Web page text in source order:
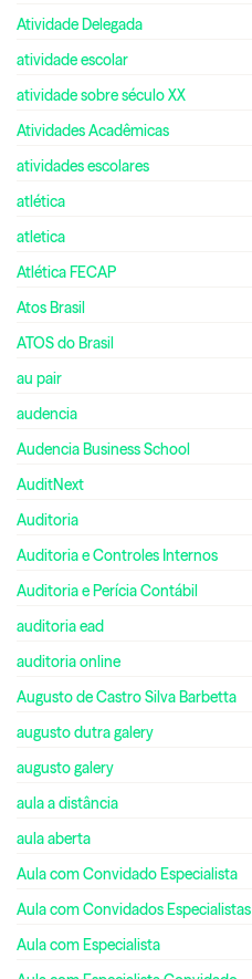
Atividade Delegada
atividade escolar
atividade sobre século XX
Atividades Acadêmicas
atividades escolares
atlética
atletica
Atlética FECAP
Atos Brasil
ATOS do Brasil
au pair
audencia
Audencia Business School
AuditNext
Auditoria
Auditoria e Controles Internos
Auditoria e Perícia Contábil
auditoria ead
auditoria online
Augusto de Castro Silva Barbetta
augusto dutra galery
augusto galery
aula a distância
aula aberta
Aula com Convidado Especialista
Aula com Convidados Especialistas
Aula com Especialista